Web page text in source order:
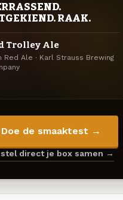
RAAK.
Trolley Ale
Red Ale · Karl Strauss Brewing
Doe de smaaktest →
stel direct je box samen →